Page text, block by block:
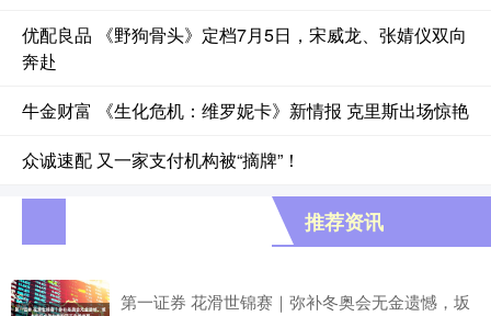
优配良品 《野狗骨头》定档7月5日，宋威龙、张婧仪双向
奔赴
牛金财富 《生化危机：维罗妮卡》新情报 克里斯出场惊艳
众诚速配 又一家支付机构被“摘牌”！
推荐资讯
第一证券 花滑世锦赛｜弥补冬奥会无金遗憾，坂